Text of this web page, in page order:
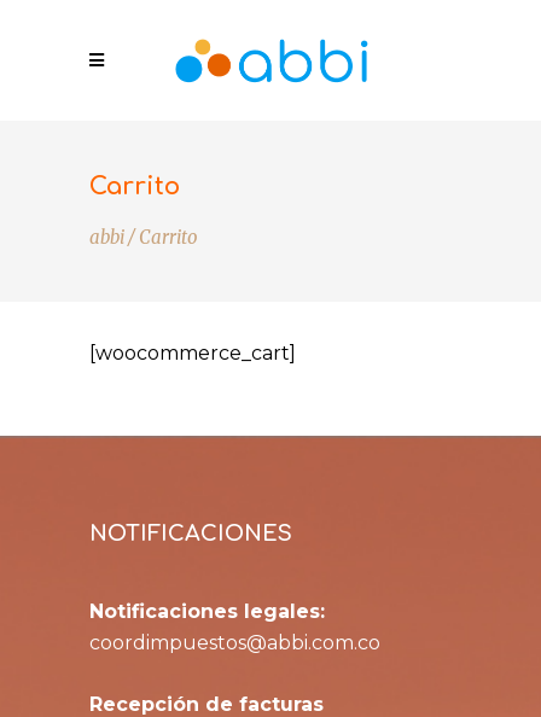
Carrito
abbi/Carrito
[woocommerce_cart]
NOTIFICACIONES
Notificaciones legales:
coordimpuestos@abbi.com.co
Recepción de facturas